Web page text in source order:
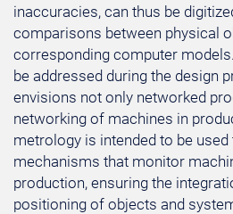
inaccuracies, can thus be
comparisons between physical
corresponding computer
be addressed during the design
envisions not only networked
networking of machines in
metrology is intended to be used
mechanisms that monitor
production, ensuring the
positioning of objects and